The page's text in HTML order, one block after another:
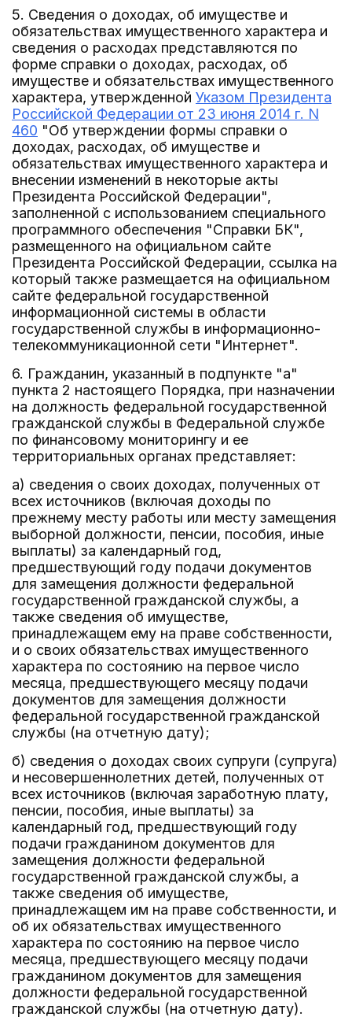
5. Сведения о доходах, об имуществе и
обязательствах имущественного характера и
сведения о расходах представляются по
форме справки о доходах, расходах, об
имуществе и обязательствах имущественного
характера, утвержденной Указом Президента
Российской Федерации от 23 июня 2014 г. N
460 "Об утверждении формы справки о
доходах, расходах, об имуществе и
обязательствах имущественного характера и
внесении изменений в некоторые акты
Президента Российской Федерации",
заполненной с использованием специального
программного обеспечения "Справки БК",
размещенного на официальном сайте
Президента Российской Федерации, ссылка на
который также размещается на официальном
сайте федеральной государственной
информационной системы в области
государственной службы в информационно-
телекоммуникационной сети "Интернет".
6. Гражданин, указанный в подпункте "а"
пункта 2 настоящего Порядка, при назначении
на должность федеральной государственной
гражданской службы в Федеральной службе
по финансовому мониторингу и ее
территориальных органах представляет:
а) сведения о своих доходах, полученных от
всех источников (включая доходы по
прежнему месту работы или месту замещения
выборной должности, пенсии, пособия, иные
выплаты) за календарный год,
предшествующий году подачи документов
для замещения должности федеральной
государственной гражданской службы, а
также сведения об имуществе,
принадлежащем ему на праве собственности,
и о своих обязательствах имущественного
характера по состоянию на первое число
месяца, предшествующего месяцу подачи
документов для замещения должности
федеральной государственной гражданской
службы (на отчетную дату);
б) сведения о доходах своих супруги (супруга)
и несовершеннолетних детей, полученных от
всех источников (включая заработную плату,
пенсии, пособия, иные выплаты) за
календарный год, предшествующий году
подачи гражданином документов для
замещения должности федеральной
государственной гражданской службы, а
также сведения об имуществе,
принадлежащем им на праве собственности, и
об их обязательствах имущественного
характера по состоянию на первое число
месяца, предшествующего месяцу подачи
гражданином документов для замещения
должности федеральной государственной
гражданской службы (на отчетную дату).